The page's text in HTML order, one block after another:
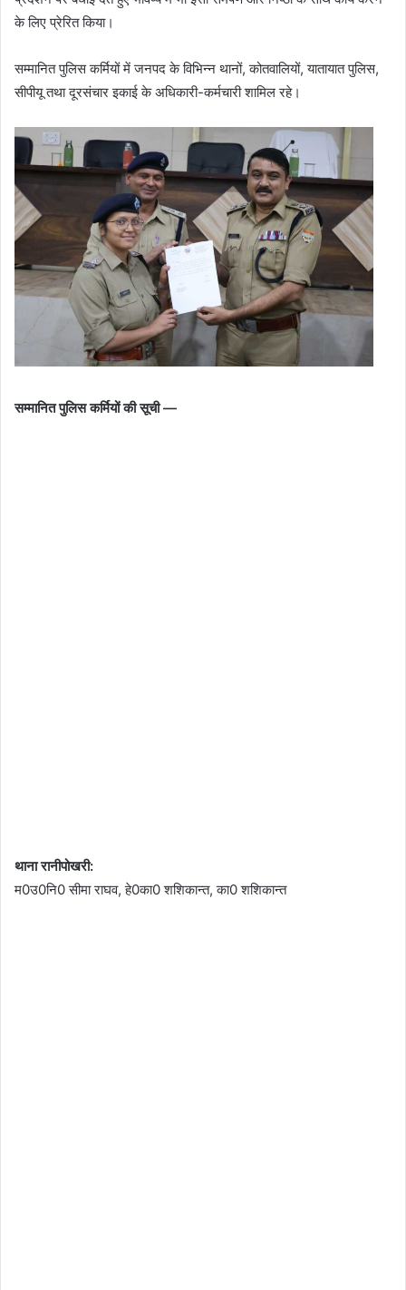
के लिए प्रेरित किया।
सम्मानित पुलिस कर्मियों में जनपद के विभिन्न थानों, कोतवालियों, यातायात पुलिस,
सीपीयू तथा दूरसंचार इकाई के अधिकारी-कर्मचारी शामिल रहे।
सम्मानित पुलिस कर्मियों की सूची —
थाना रानीपोखरी:
म0उ0नि0 सीमा राघव, हे0का0 शशिकान्त, का0 शशिकान्त